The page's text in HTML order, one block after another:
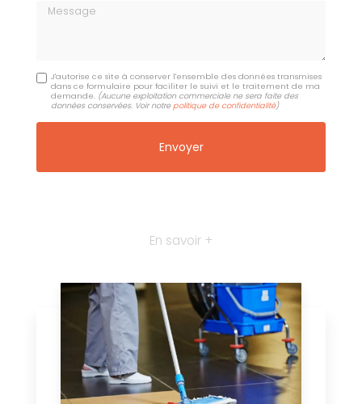
Message
J'autorise ce site à conserver l'ensemble des données transmises
dans ce formulaire pour faciliter le suivi et le traitement de ma
demande. (Aucune exploitation commerciale ne sera faite des
données conservées. Voir notre politique de confidentialité)
En savoir +